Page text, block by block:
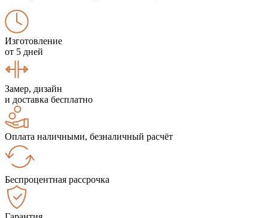
Изготовление
от 5 дней
Замер, дизайн
и доставка бесплатно
Оплата наличными, безналичный расчёт
Беспроцентная рассрочка